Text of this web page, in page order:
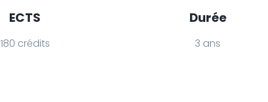
ECTS
180 crédits
Durée
3 ans